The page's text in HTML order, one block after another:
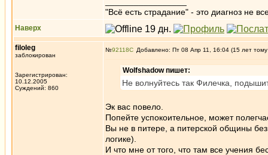
"Всё есть страдание" - это диагноз не
Наверх
filoleg
заблокирован
Зарегистрирован:
10.12.2005
Суждений: 860
№92118 Добавлено: Пт 08 Апр 11, 16:04 (15 лет
Wolfshadow пишет:
Не волнуйтесь так Филечка,
Эк вас повело.
Попейте успокоительное, может
Вы не в питере, а питерской общины
логике).
И что мне от того, что там все учения